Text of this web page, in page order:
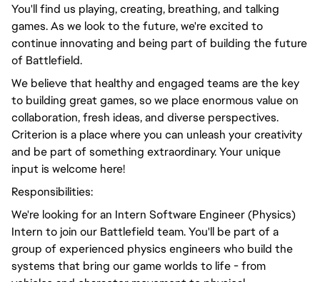
You'll find us playing, creating, breathing, and talking
games. As we look to the future, we're excited to
continue innovating and being part of building the future
of Battlefield.
We believe that healthy and engaged teams are the key
to building great games, so we place enormous value on
collaboration, fresh ideas, and diverse perspectives.
Criterion is a place where you can unleash your creativity
and be part of something extraordinary. Your unique
input is welcome here!
Responsibilities:
We're looking for an Intern Software Engineer (Physics)
Intern to join our Battlefield team. You'll be part of a
group of experienced physics engineers who build the
systems that bring our game worlds to life - from